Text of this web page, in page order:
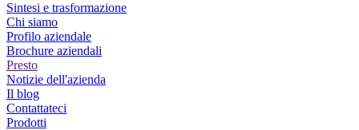
Sintesi e trasformazione
Chi siamo
Profilo aziendale
Brochure aziendali
Presto
Notizie dell'azienda
Il blog
Contattateci
Prodotti